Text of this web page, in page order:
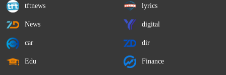
tftnews lyrics
News digital
car dir
Edu Finance